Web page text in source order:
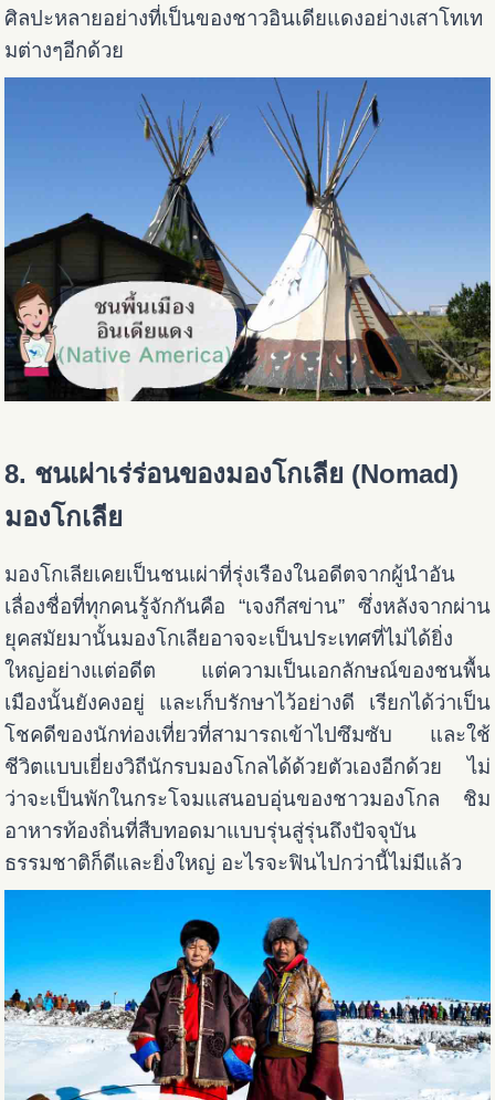
ศิลปะหลายอย่างที่เป็นของชาวอินเดียแดงอย่างเสาโทเท
มต่างๆอีกด้วย
8. ชนเผ่าเร่ร่อนของมองโกเลีย (Nomad)
มองโกเลีย
มองโกเลียเคยเป็นชนเผ่าที่รุ่งเรืองในอดีตจากผู้นำอัน
เลื่องชื่อที่ทุกคนรู้จักกันคือ “เจงกีสข่าน” ซึ่งหลังจากผ่าน
ยุคสมัยมานั้นมองโกเลียอาจจะเป็นประเทศที่ไม่ได้ยิ่ง
ใหญ่อย่างแต่อดีต แต่ความเป็นเอกลักษณ์ของชนพื้น
เมืองนั้นยังคงอยู่ และเก็บรักษาไว้อย่างดี เรียกได้ว่าเป็น
โชคดีของนักท่องเที่ยวที่สามารถเข้าไปซึมซับ และใช้
ชีวิตแบบเยี่ยงวิถีนักรบมองโกลได้ด้วยตัวเองอีกด้วย ไม่
ว่าจะเป็นพักในกระโจมแสนอบอุ่นของชาวมองโกล ชิม
อาหารท้องถิ่นที่สืบทอดมาแบบรุ่นสู่รุ่นถึงปัจจุบัน
ธรรมชาติก็ดีและยิ่งใหญ่ อะไรจะฟินไปกว่านี้ไม่มีแล้ว